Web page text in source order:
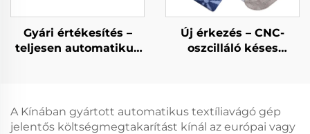
Gyári értékesítés –
teljesen automatikus
gép
Új érkezés – CNC-
oszcilláló késes
gép
A Kínában gyártott automatikus textíliavágó gép
jelentős költségmegtakarítást kínál az európai vagy